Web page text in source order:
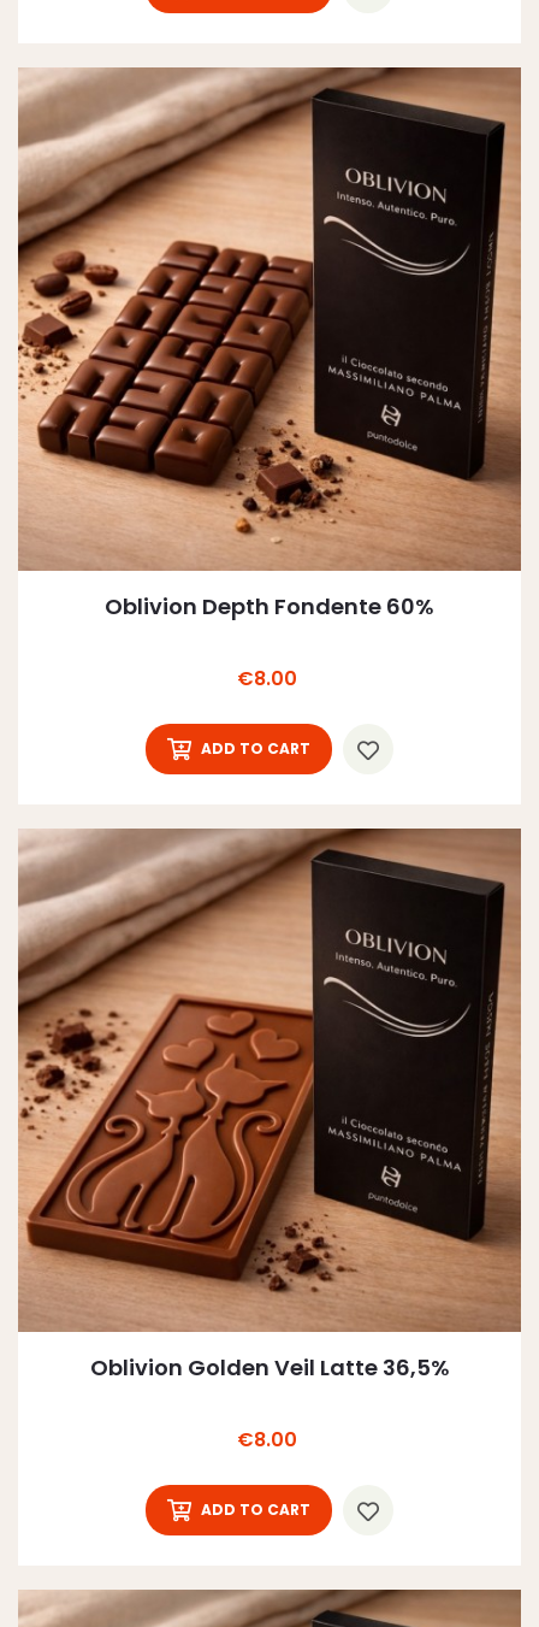
Oblivion Depth Fondente 60%
Price
€8.00
ADD TO CART
Oblivion Golden Veil Latte 36,5%
Price
€8.00
ADD TO CART